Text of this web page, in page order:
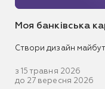
Моя банківська
Створи дизайн
з 15 травня 2026
до 27 вересня 2026